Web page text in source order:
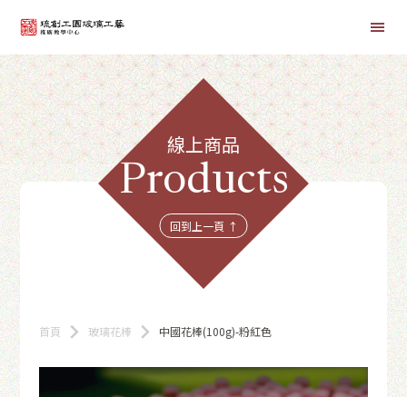
首頁
線上課程
線上商品
Products
回到上一頁 ↑
首頁 玻璃花棒 中國花棒(100g)-粉紅色